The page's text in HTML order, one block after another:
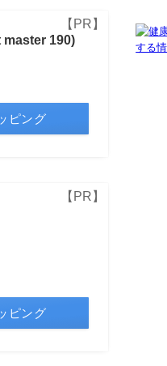
master 190)
ピング
ピング